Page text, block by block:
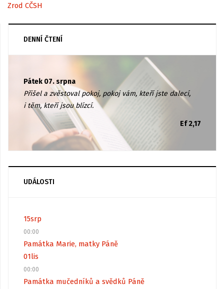
Zrod CČSH
DENNÍ ČTENÍ
Pátek 07. srpna
Přišel a zvěstoval pokoj, pokoj vám, kteří jste dalecí,
i těm, kteří jsou blízcí.
Ef 2,17
UDÁLOSTI
15srp
00:00
Památka Marie, matky Páně
01lis
00:00
Památka mučedníků a svědků Páně